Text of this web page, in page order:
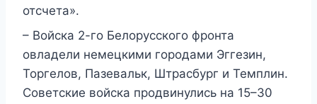
отсчета».
– Войска 2-го Белорусского фронта
овладели немецкими городами Эггезин,
Торгелов, Пазевальк, Штрасбург и Темплин.
Советские войска продвинулись на 15–30